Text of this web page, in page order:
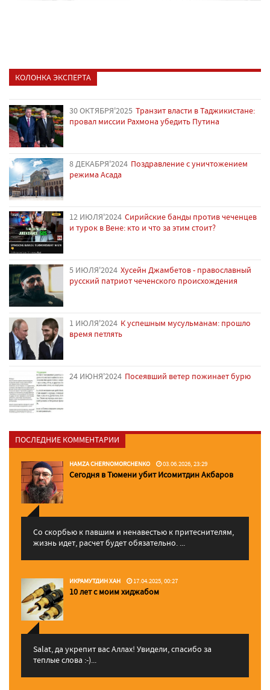
КОЛОНКА ЭКСПЕРТА
30 ОКТЯБРЯ'2025 Транзит власти в Таджикистане:
провал миссии Рахмона убедить Путина
8 ДЕКАБРЯ'2024 Поздравление с уничтожением
режима Асада
12 ИЮЛЯ'2024 Сирийские банды против чеченцев
и турок в Вене: кто и что за этим стоит?
5 ИЮЛЯ'2024 Хусейн Джамбетов - православный
русский патриот чеченского происхождения
1 ИЮЛЯ'2024 К успешным мусульманам: прошло
время петлять
24 ИЮНЯ'2024 Посеявший ветер пожинает бурю
ПОСЛЕДНИЕ КОММЕНТАРИИ
HAMZA CHERNOMORCHENKO 03.06.2026, 23:29
Сегодня в Тюмени убит Исомитдин Акбаров
Со скорбью к павшим и ненавестью к притеснителям,
жизнь идет, расчет будет обязательно. ...
ИКРАМУТДИН ХАН 17.04.2025, 00:27
10 лет с моим хиджабом
Salat, да укрепит вас Аллаx! Увидели, спасибо за
теплые слова :-)...